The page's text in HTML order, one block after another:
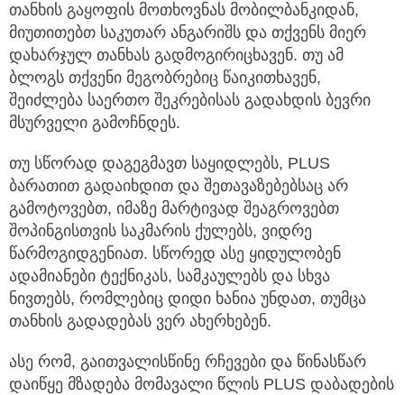
თანხის გაყოფის მოთხოვნას მობილბანკიდან,
მიუთითებთ საკუთარ ანგარიშს და თქვენს მიერ
დახარჯულ თანხას გადმოგირიცხავენ. თუ ამ
ბლოგს თქვენი მეგობრებიც წაიკითხავენ,
შეიძლება საერთო შეკრებისას გადახდის ბევრი
მსურველი გამოჩნდეს.
თუ სწორად დაგეგმავთ საყიდლებს, PLUS
ბარათით გადაიხდით და შეთავაზებებსაც არ
გამოტოვებთ, იმაზე მარტივად შეაგროვებთ
შოპინგისთვის საკმარის ქულებს, ვიდრე
წარმოგიდგენიათ. სწორედ ასე ყიდულობენ
ადამიანები ტექნიკას, სამკაულებს და სხვა
ნივთებს, რომლებიც დიდი ხანია უნდათ, თუმცა
თანხის გადადებას ვერ ახერხებენ.
ასე რომ, გაითვალისწინე რჩევები და წინასწარ
დაიწყე მზადება მომავალი წლის PLUS დაბადების